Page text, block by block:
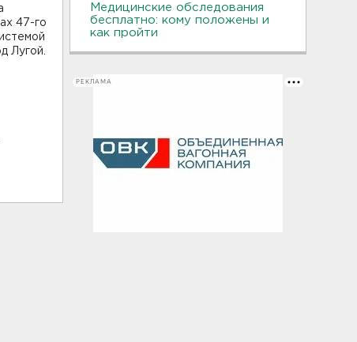
47-го
Лугой.
Медицинские обследования
бесплатно: кому положены и
как пройти
РЕКЛАМА